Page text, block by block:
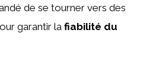
de se tourner vers des
garantir la fiabilité du